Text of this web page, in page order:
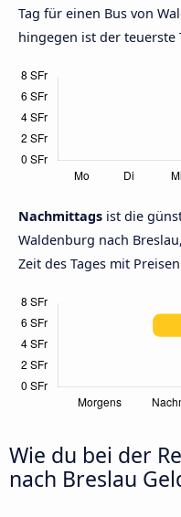
Tag für einen Bus von
hingegen ist der teuerste
Nachmittags ist die
Waldenburg nach
Zeit des Tages mit Preisen
Wie du bei der
nach Breslau